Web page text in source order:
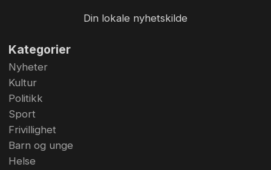
Din lokale nyhetskilde
Kategorier
Nyheter
Kultur
Politikk
Sport
Frivillighet
Barn og unge
Helse